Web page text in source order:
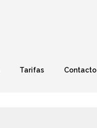
Tarifas Contacto